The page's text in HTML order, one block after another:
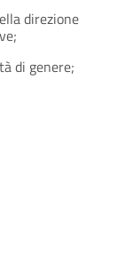
direzione
di genere;